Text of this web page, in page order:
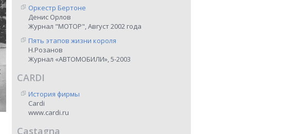
Оркестр Бертоне
Денис Орлов
Журнал "МОТОР", Август 2002 года
Пять этапов жизни короля
Н.Розанов
Журнал «АВТОМОБИЛИ», 5-2003
CARDI
История фирмы
Cardi
www.cardi.ru
Castagna